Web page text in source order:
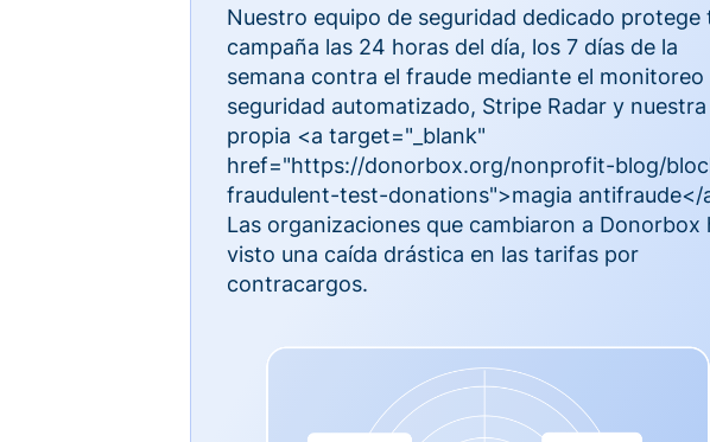
Nuestro equipo de seguridad dedicado protege
campaña las 24 horas del día, los 7 días de la
semana contra el fraude mediante el monitoreo
seguridad automatizado, Stripe Radar y nuestra
propia <a target="_blank"
href="https://donorbox.org/nonprofit-blog/
fraudulent-test-donations">magia antifraude</
Las organizaciones que cambiaron a Donorbox
visto una caída drástica en las tarifas por
contracargos.